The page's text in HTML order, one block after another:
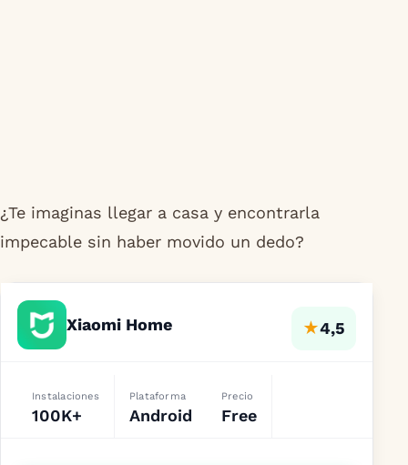
¿Te imaginas llegar a casa y encontrarla
impecable sin haber movido un dedo?
Xiaomi Home ★4,5
Instalaciones
100K+
Plataforma
Android
Precio
Free